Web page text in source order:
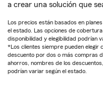
a crear una solución que
Los precios están basados en
el estado. Las opciones de
disponibilidad y elegibilidad podrían
*Los clientes siempre pueden elegir
descuento por dos o más compras
ahorros, nombres de los
podrían variar según el estado.